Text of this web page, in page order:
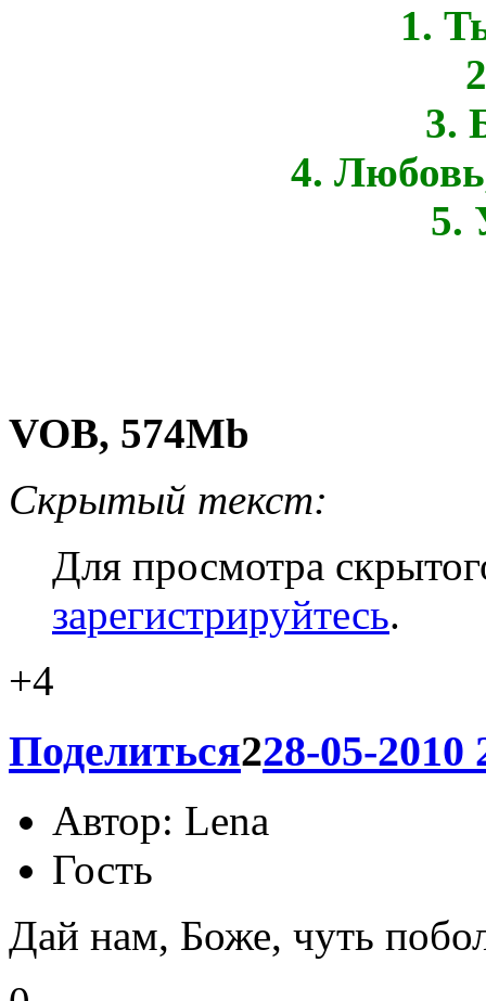
1.
3.
4.
5.
VOB, 574Mb
Скрытый текст:
Для просмотра
зарегистрируйтесь
Поделиться 28-05-2010
Автор:
Дай нам, Боже, чуть